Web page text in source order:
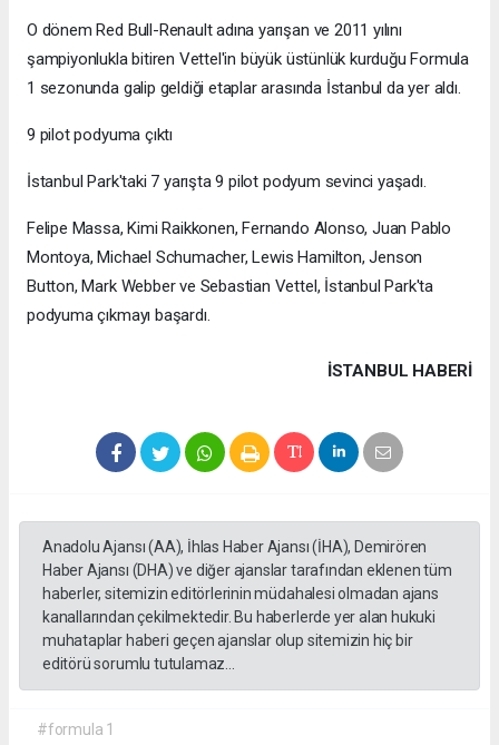
O dönem Red Bull-Renault adına yarışan ve 2011 yılını
şampiyonlukla bitiren Vettel'in büyük üstünlük kurduğu Formula
1 sezonunda galip geldiği etaplar arasında İstanbul da yer aldı.
9 pilot podyuma çıktı
İstanbul Park'taki 7 yarışta 9 pilot podyum sevinci yaşadı.
Felipe Massa, Kimi Raikkonen, Fernando Alonso, Juan Pablo
Montoya, Michael Schumacher, Lewis Hamilton, Jenson
Button, Mark Webber ve Sebastian Vettel, İstanbul Park'ta
podyuma çıkmayı başardı.
İSTANBUL HABERİ
Anadolu Ajansı (AA), İhlas Haber Ajansı (İHA), Demirören
Haber Ajansı (DHA) ve diğer ajanslar tarafından eklenen tüm
haberler, sitemizin editörlerinin müdahalesi olmadan ajans
kanallarından çekilmektedir. Bu haberlerde yer alan hukuki
muhataplar haberi geçen ajanslar olup sitemizin hiç bir
editörü sorumlu tutulamaz...
#formula 1